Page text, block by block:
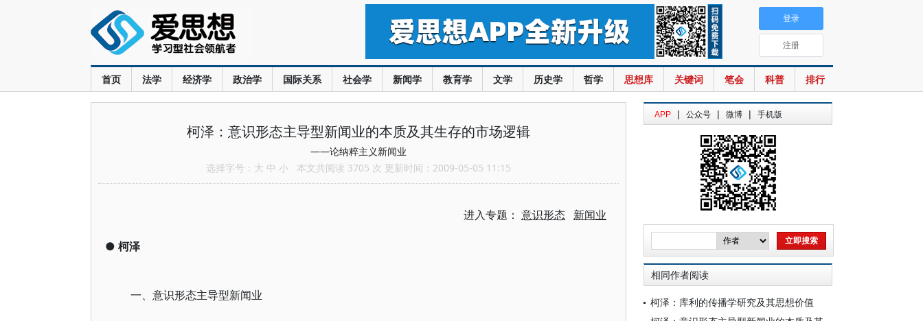
首页 法学 经济学 政治学 国际关系 社会学 新闻学 教育学 文学 历史学 哲学 思想库 关键词 笔会 科普 排行
登录
注册
柯泽：意识形态主导型新闻业的本质及其生存的市场逻辑
——论纳粹主义新闻业
选择字号： 大 中 小 本文共阅读 3705 次 更新时间：2009-05-05 11:15
进入专题： 意识形态 新闻业
● 柯泽
一、意识形态主导型新闻业
APP | 公众号 | 微博 | 手机版
相同作者阅读
柯泽：库利的传播学研究及其思想价值